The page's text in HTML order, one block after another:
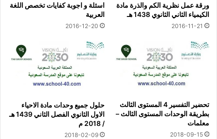
ورقة عمل نظرية الكم والذرة مادة
الكيمياء الثاني الثانوي 1438 هـ
2016-11-21
اسئلة و اجوبة كفايات تخصص اللغة
العربية
2016-12-20
تحضير التفسير 4 المستوى الثالث
بطريقة الوحدات المستوى الثالث –
معلمات
2018-09-15
حلول جميع وحدات مادة الاحياء
الاول الثانوي الفصل الثاني 1439 هـ
/ 2018 م
2018-02-09